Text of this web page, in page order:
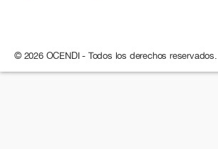
© 2026 OCENDI - Todos los derechos reservados.